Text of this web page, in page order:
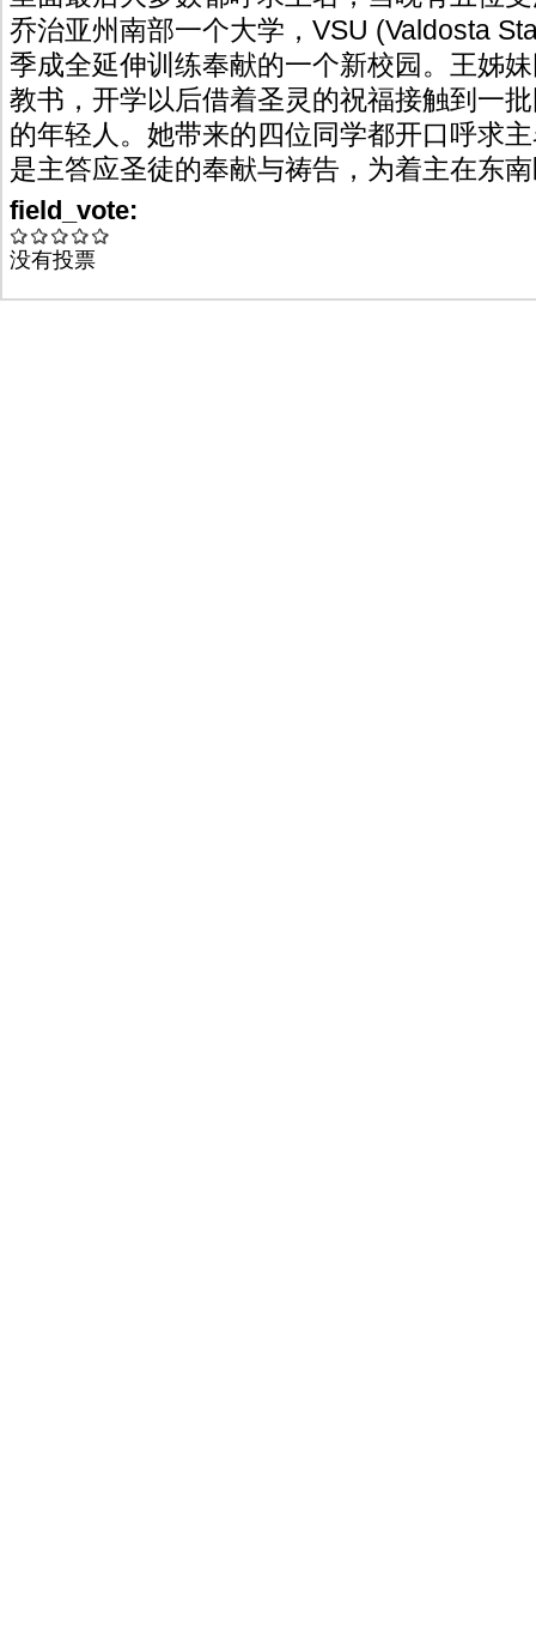
乔治亚州南部一个大学，VSU (Valdosta
季成全延伸训练奉献的一个新校园。王姊
教书，开学以后借着圣灵的祝福接触到一
的年轻人。她带来的四位同学都开口呼求
是主答应圣徒的奉献与祷告，为着主在东
field_vote:
没有投票